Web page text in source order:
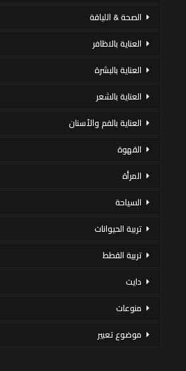
الصحة & اللياقة
العناية بالاظافر
العناية بالبشرة
العناية بالشعر
العناية بالفم والأسنان
القهوة
المرأة
السياحة
تربية الحيوانات
تربية القطط
دايت
منوعات
موضوع تعبير